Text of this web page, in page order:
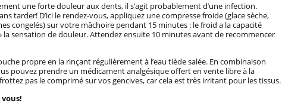
une forte douleur aux dents, il s’agit probablement d’une infection.
tarder! D’ici le rendez-vous, appliquez une compresse froide (glace sèche,
congelés) sur votre mâchoire pendant 15 minutes : le froid a la capacité
la sensation de douleur. Attendez ensuite 10 minutes avant de recommencer
propre en la rinçant régulièrement à l’eau tiède salée. En combinaison
pouvez prendre un médicament analgésique offert en vente libre à la
pas le comprimé sur vos gencives, car cela est très irritant pour les tissus.